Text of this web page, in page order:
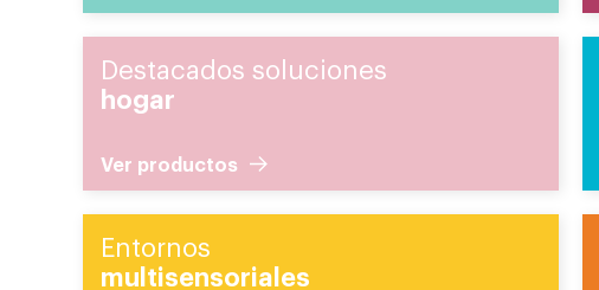
Destacados soluciones
hogar
Ver productos
Entornos
multisensoriales